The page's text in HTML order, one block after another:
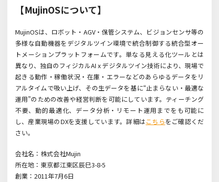
【MujinOSについて】
MujinOSは、ロボット・ AGV・保管システム、ビジョンセンサ等の
多様な自動機器をデジタルツイン環境で統合制御する統合型オー
トメーションプラットフォームです。単なる見える化ツールとは
異なり、独自のフィジカルAI x デジタルツイン技術により、現場で
起きる動作・稼働状況・在庫・エラーなどのあらゆるデータをリ
アルタイムで吸い上げ、その生データを基に“止まらない・最適な
運用”のための改善や経営判断を可能にしています。ティーチング
不要、動的最適化、データ分析・リモート運用までをも可能に
し、産業現場のDXを支援しています。詳細はこちらをご確認くだ
さい。
会社名：株式会社Mujin
所在地：東京都江東区辰巳3-8-5
創業：2011年7月6日